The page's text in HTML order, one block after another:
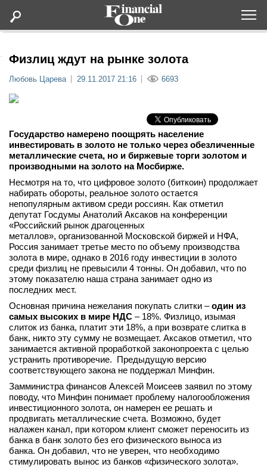
Lifestyle
Мероприятия
Новости
Интервью
вконтакте
телеграм
Стать автором
Вход
Физлиц ждут на рынке золота
Любовь Царева 29.11.2017 21:16 6693
Государство намерено поощрять население
инвестировать в золото не только через обезличенные
металлические счета, но и биржевые торги золотом и
производными на золото на Мосбирже.
Несмотря на то, что цифровое золото (биткоин) продолжает
набирать обороты, реальное золото остается
непопулярным активом среди россиян. Как отметил
депутат Госдумы Анатолий Аксаков на конференции
«Российский рынок драгоценных
металлов», организованной Московской биржей и НФА,
Россия занимает третье место по объему производства
золота в мире, однако в 2016 году инвестиции в золото
среди физлиц не превысили 4 тонны. Он добавил, что по
этому показателю наша страна занимает одно из
последних мест.
Основная причина нежелания покупать слитки –один из
самых высоких в мире НДС – 18%. Физлицо, изымая
слиток из банка, платит эти 18%, а при возврате слитка в
банк, никто эту сумму не возмещает. Аксаков отметил, что
занимается активной проработкой законопроекта с целью
устранить противоречие. Предыдущую версию
соответствующего закона не поддержал Минфин.
Замминистра финансов Алексей Моисеев заявил по этому
поводу, что Минфин понимает проблему налогообложения
инвестиционного золота, он намерен ее решать и
продвигать металлические счета. Возможно, будет
налажен канал, при котором клиент сможет переносить из
банка в банк золото без его физического выноса из
банка. Он добавил, что не уверен, что необходимо
стимулировать вынос из банков «физического золота».